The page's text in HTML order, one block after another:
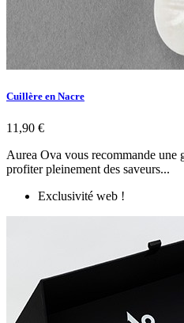
Cuillère en Nacre
11,90 €
Aurea Ova vous recommande une
profiter pleinement des saveurs...
Exclusivité web !